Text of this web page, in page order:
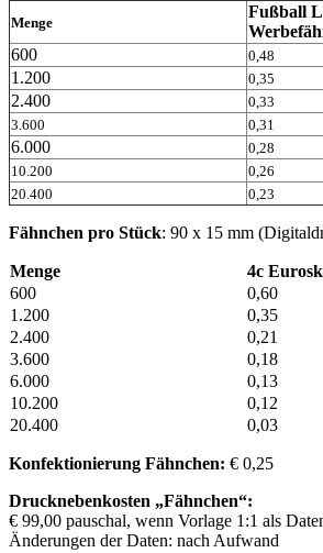
Menge
Fußball
600
0,48
1.200 0,35
2.400
0,33
3.600
0,31
6.000
0,28
10.200
0,26
20.400
0,23
Fähnchen pro Stück: 90 x 15 mm
Menge
4c
600
0,60
1.200
0,35
2.400
0,21
3.600
0,18
6.000
0,13
10.200
0,12
20.400
0,03
Konfektionierung Fähnchen: € 0,25
Drucknebenkosten „Fähnchen“:
€ 99,00 pauschal, wenn Vorlage 1:1 als
Änderungen der Daten: nach Aufwand